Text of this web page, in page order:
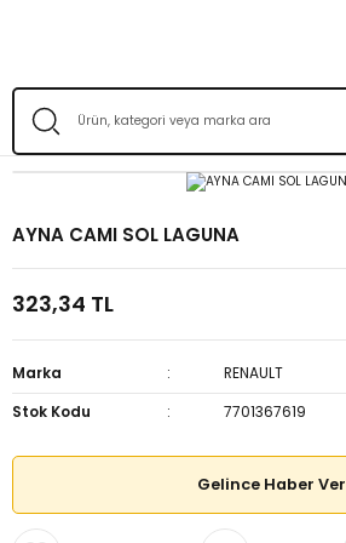
AYNA CAMI SOL LAGUNA
323,34 TL
Marka
RENAULT
Stok Kodu
7701367619
Gelince Haber Ver